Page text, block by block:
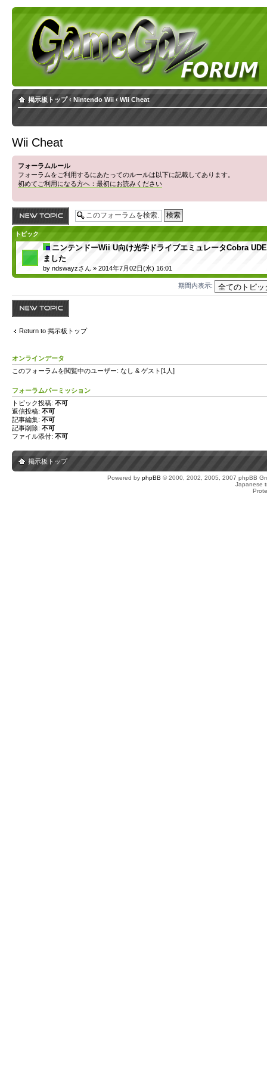
掲示板トップ ‹ Nintendo Wii ‹ Wii Cheat
Wii Cheat
フォーラムルール
フォーラムをご利用するにあたってのルールは以下に記載してあります。
初めてご利用になる方へ：最初にお読みください
トピック
ニンテンドーWii U向け光学ドライブエミュレータCobra
ました
by ndswayzさん » 2014年7月02日(水) 16:01
期間内表示:
Return to 掲示板トップ
オンラインデータ
このフォーラムを閲覧中のユーザー: なし & ゲスト[1人]
フォーラムパーミッション
トピック投稿: 不可
返信投稿: 不可
記事編集: 不可
記事削除: 不可
ファイル添付: 不可
掲示板トップ
Powered by phpBB © 2000, 2002, 2005, 2007 phpBB
Japanese